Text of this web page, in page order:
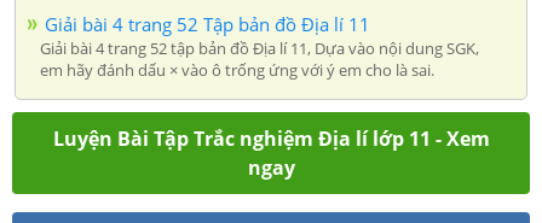
Giải bài 4 trang 52 Tập bản đồ Địa lí 11
Giải bài 4 trang 52 tập bản đồ Địa lí 11, Dựa vào nội dung SGK,
em hãy đánh dấu × vào ô trống ứng với ý em cho là sai.
Luyện Bài Tập Trắc nghiệm Địa lí lớp 11 - Xem
ngay